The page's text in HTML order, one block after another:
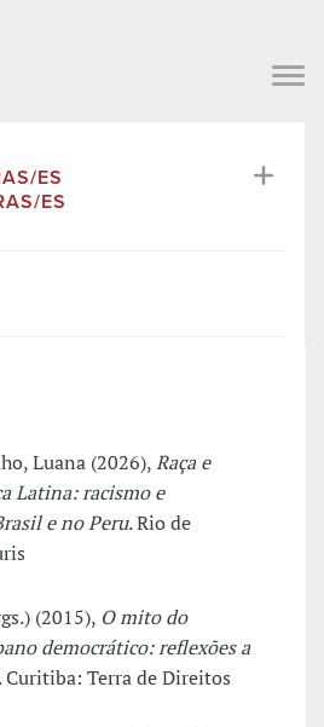
ES
ES
Luana (2026),Raça e
Latina: racismo e
e no Peru. Rio de
(2015), O mito do
democrático: reflexões a
Curitiba: Terra de Direitos